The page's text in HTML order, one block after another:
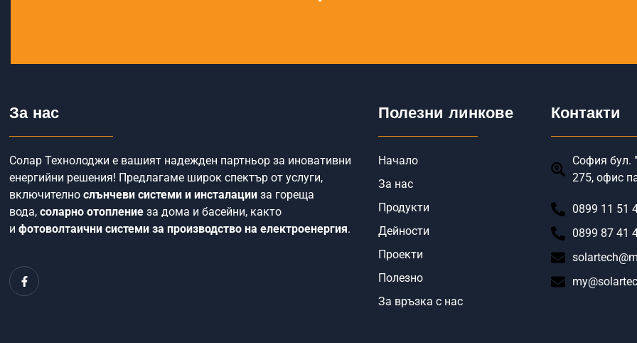
За нас
Солар Технолоджи е вашият надежден партньор за иновативни
енергийни решения! Предлагаме широк спектър от услуги,
включително слънчеви системи и инсталации за гореща
вода, соларно отопление за дома и басейни, както
и фотоволтаични системи за производство на електроенергия.
F
a
c
Полезни линкове
Начало
За нас
Продукти
Дейности
Проекти
Полезно
За връзка с нас
Контакти
София бул.
275, офис
0899 11 51
0899 87 41